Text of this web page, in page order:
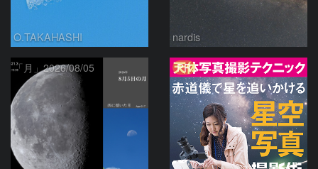
O.TAKAHASHI nardis
「月」2026/08/05 PR